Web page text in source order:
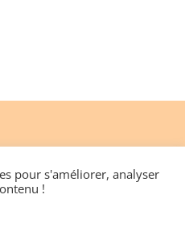
pour s'améliorer, analyser
!